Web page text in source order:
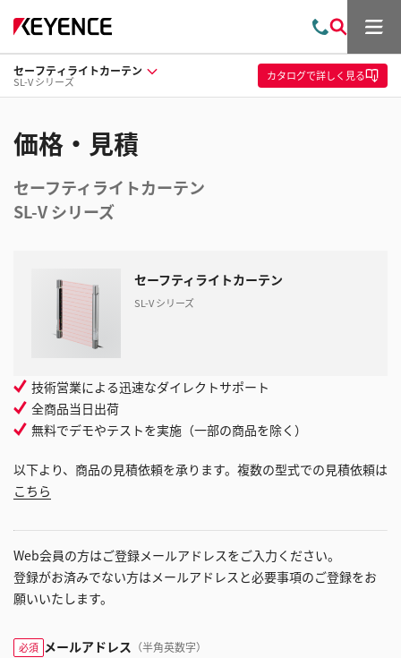
問
い
合
わ
索
メ
ュ
ー
セーフティライトカーテン
SL-V シリーズ カタログで詳しく見る
価格・見積
セーフティライトカーテン
SL-V シリーズ
セーフティライトカーテン
SL-V シリーズ
技術営業による迅速なダイレクトサポート
全商品当日出荷
無料でデモやテストを実施（一部の商品を除く）
以下より、商品の見積依頼を承ります。複数の型式での見積依頼は
こちら
Web会員の方はご登録メールアドレスをご入力ください。
登録がお済みでない方はメールアドレスと必要事項のご登録をお
願いいたします。
必須 メールアドレス （半角英数字）